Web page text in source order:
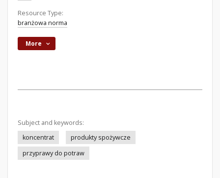
Resource Type:
branżowa norma
More
Subject and keywords:
koncentrat
produkty spożywcze
przyprawy do potraw